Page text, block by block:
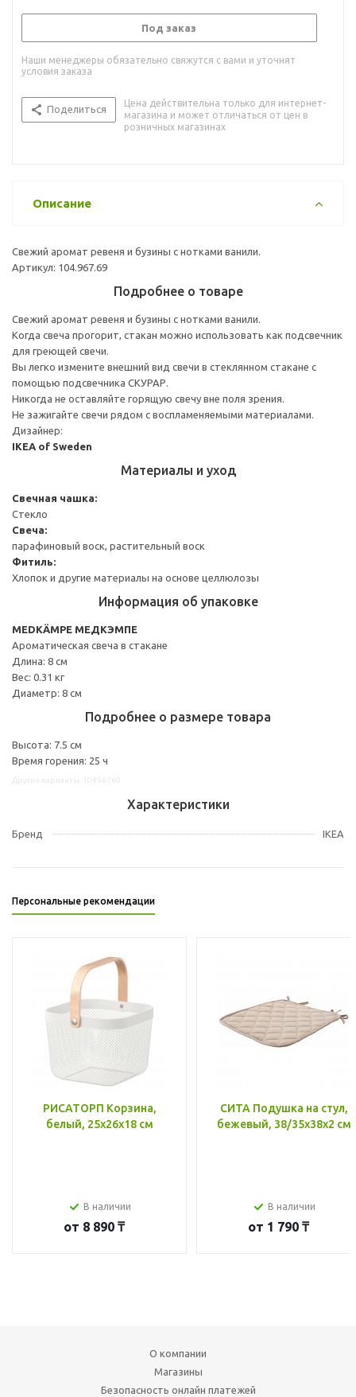
Под заказ
Наши менеджеры обязательно свяжутся с вами и уточнят
условия заказа
Поделиться
Цена действительна только для интернет-
магазина и может отличаться от цен в
розничных магазинах
Описание
Свежий аромат ревеня и бузины с нотками ванили.
Артикул: 104.967.69
Подробнее о товаре
Свежий аромат ревеня и бузины с нотками ванили.
Когда свеча прогорит, стакан можно использовать как подсвечник
для греющей свечи.
Вы легко измените внешний вид свечи в стеклянном стакане с
помощью подсвечника СКУРАР.
Никогда не оставляйте горящую свечу вне поля зрения.
Не зажигайте свечи рядом с воспламеняемыми материалами.
Дизайнер:
IKEA of Sweden
Материалы и уход
Свечная чашка:
Стекло
Свеча:
парафиновый воск, растительный воск
Фитиль:
Хлопок и другие материалы на основе целлюлозы
Информация об упаковке
MEDKÄMPE МЕДКЭМПЕ
Ароматическая свеча в стакане
Длина: 8 см
Вес: 0.31 кг
Диаметр: 8 см
Подробнее о размере товара
Высота: 7.5 см
Время горения: 25 ч
Характеристики
Бренд IKEA
Персональные рекомендации
РИСАТОРП Корзина,
белый, 25x26x18 см
В наличии
от 8 890 ₸
СИТА Подушка на стул,
бежевый, 38/35x38x2 см
В наличии
от 1 790 ₸
О компании
Магазины
Безопасность онлайн платежей